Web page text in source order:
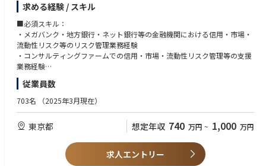
新規サービス増加や新技術活用推進等による環境（グループ会社含む）変
化等を踏まえ、
様々なリスクに対応するため体制増強が必要のため、リスク管理グループ
のメンバーを募集します。
リスク管理グループでは、信用リスク、市場リスク、オペレーショナルリ
新商品のリスク検討、外部委託先管理、事務リスク管理、子会社のリスク
管理などを担っています。
リスク統括部
- 法務コンプライアンスグループ
- 情報セキュリティ管理室
求める経験 / スキル
■必須スキル：
・メガバンク・地方銀行・ネット銀行等の金融機関における信用・市場・
流動性リスク等のリスク管理業務経験
・コンサルティングファームでの信用・市場・流動性リスク管理等の支援
業務経験
・上記に類似する業種等での業務経験
■求める人物像：
・新しいことへのチャレンジが好きな方
・社内他部署、グループ会社、経営陣などとのやりとりが多いため、コミ
ュニケーションが円滑にできる方
従業員数
703名 （2025年3月現在）
東京都 想定年収 740 万円 ~ 1,000 万円
求人エントリー